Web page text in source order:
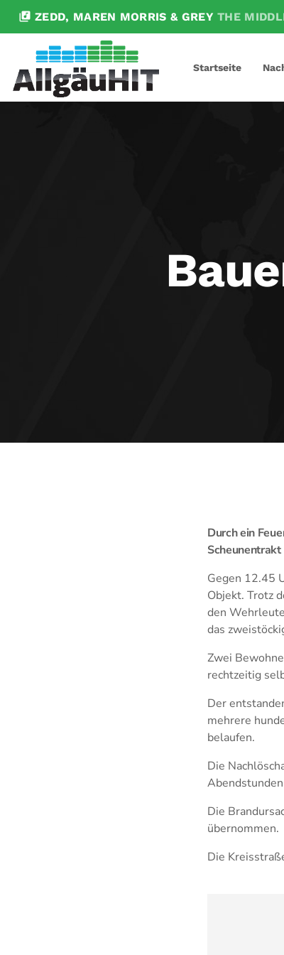
library_music ZEDD, MAREN MORRIS & GREY THE
Startseite
Durch ein
Gegen 12.45
Objekt. Trotz
den
das
Zwei
rechtzeitig
Der
mehrere
belaufen.
Die
Die
übernommen.
Die